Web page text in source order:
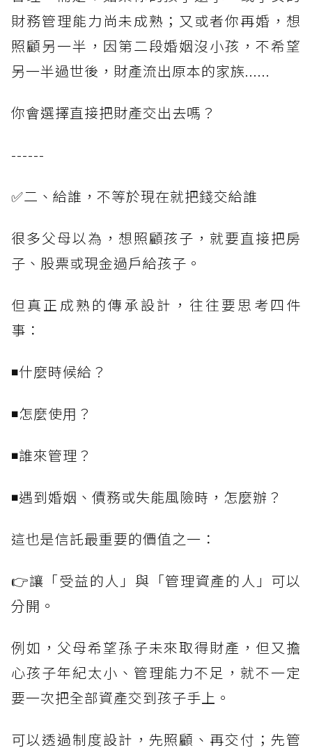
財務管理能力尚未成熟；又或者你再婚，想
照顧另一半，因第二段婚姻沒小孩，不希望
另一半過世後，財產流出原本的家族......
你會選擇直接把財產交出去嗎？
------
✅二、給誰，不等於現在就把錢交給誰
很多父母以為，想照顧孩子，就要直接把房
子、股票或現金過戶給孩子。
但真正成熟的傳承設計，往往要思考四件
事：
◾什麼時候給？
◾怎麼使用？
◾誰來管理？
◾遇到婚姻、債務或失能風險時，怎麼辦？
這也是信託最重要的價值之一：
👉讓「受益的人」與「管理資產的人」可以
分開。
例如，父母希望孫子未來取得財產，但又擔
心孩子年紀太小、管理能力不足，就不一定
要一次把全部資產交到孩子手上。
可以透過制度設計，先照顧、再交付；先管